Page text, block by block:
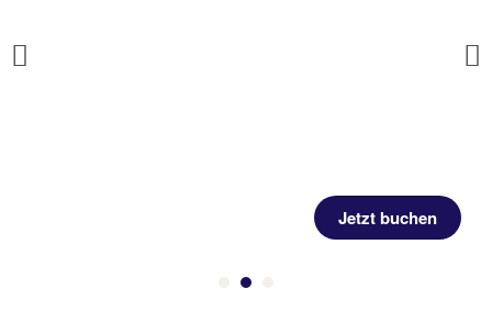
Previous
Jetzt buchen